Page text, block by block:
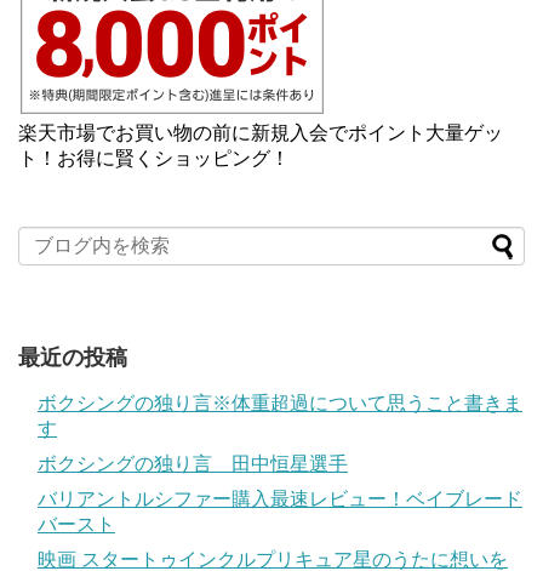
楽天市場でお買い物の前に新規入会でポイント大量ゲッ
ト！お得に賢くショッピング！
最近の投稿
ボクシングの独り言※体重超過について思うこと書きま
す
ボクシングの独り言 田中恒星選手
バリアントルシファー購入最速レビュー！ベイブレード
バースト
映画 スタートゥインクルプリキュア星のうたに想いを